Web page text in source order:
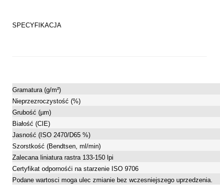
SPECYFIKACJA
Gramatura (g/m²)
Nieprzezroczystość (%)
Grubość (µm)
Białość (CIE)
Jasność (ISO 2470/D65 %)
Szorstkość (Bendtsen, ml/min)
Zalecana liniatura rastra 133-150 lpi
Certyfikat odpornośći na starzenie ISO 9706
Podane wartosci moga ulec zmianie bez wczesniejszego uprzedzenia.